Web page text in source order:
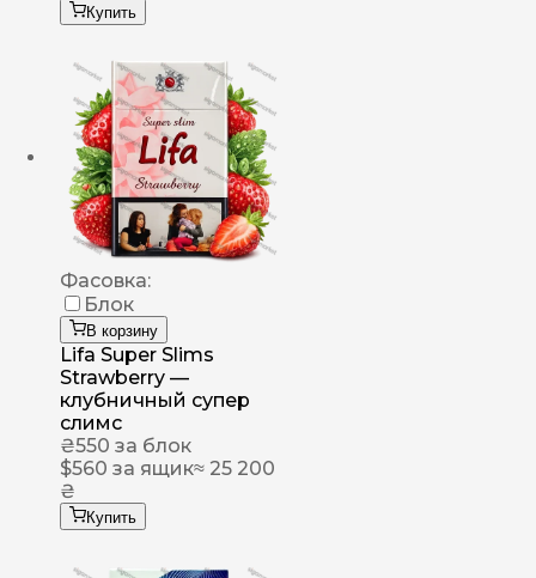
Купить
Фасовка:
Блок
В корзину
Lifa Super Slims
Strawberry —
клубничный супер
слимс
₴550 за блок
$560 за ящик≈ 25 200
₴
Купить